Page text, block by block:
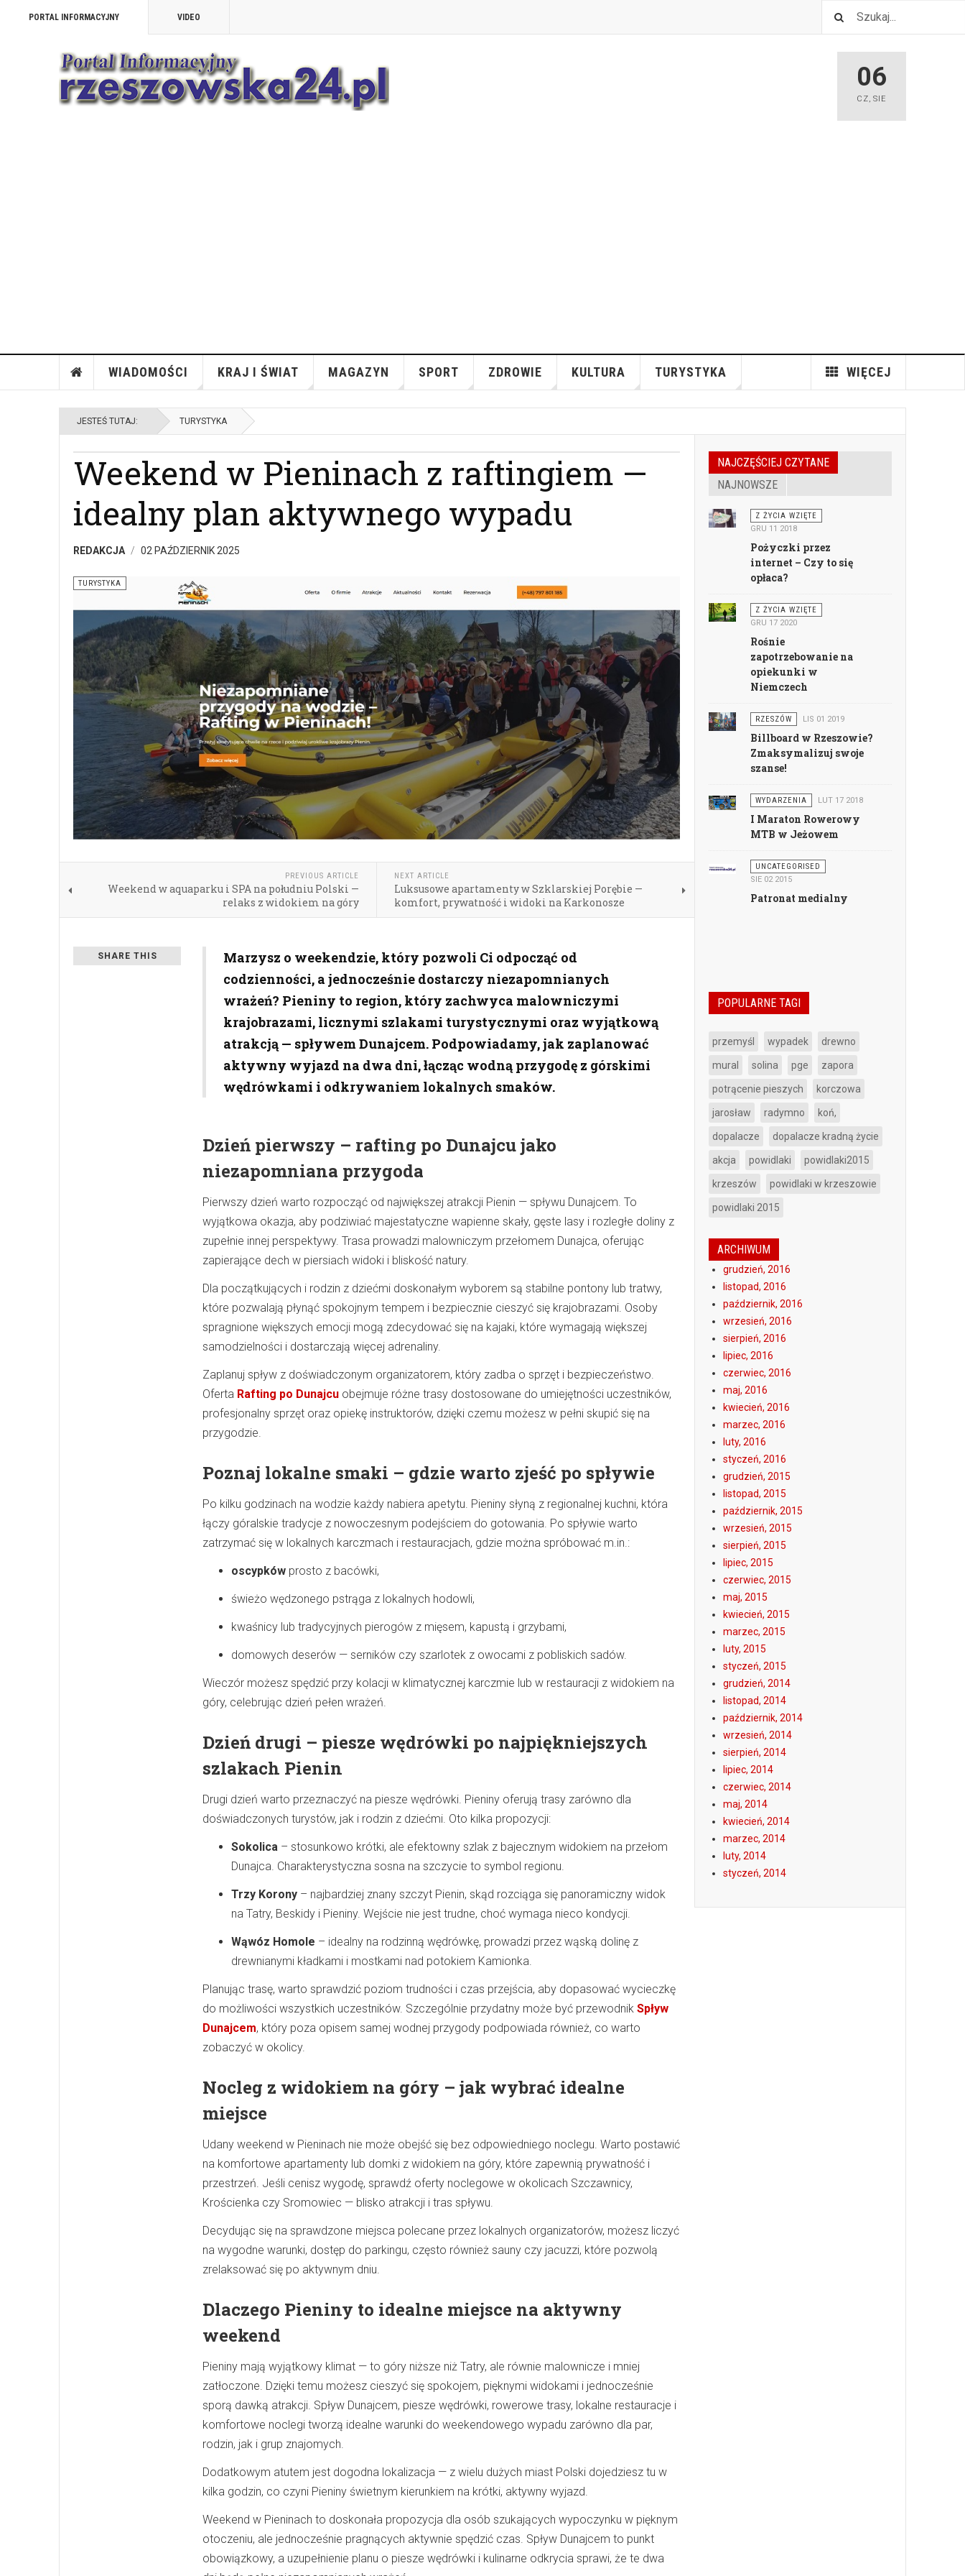
PORTAL INFORMACYJNY VIDEO
06
CZ,SIE
WIADOMOŚCI KRAJ I ŚWIAT MAGAZYN SPORT ZDROWIE KULTURA TURYSTYKA WIĘCEJ
JESTEŚ TUTAJ: TURYSTYKA
Weekend w Pieninach z raftingiem —
idealny plan aktywnego wypadu
REDAKCJA 02 PAŹDZIERNIK 2025
TURYSTYKA
PREVIOUS ARTICLE
Weekend w aquaparku i SPA na południu Polski —
relaks z widokiem na góry
NEXT ARTICLE
Luksusowe apartamenty w Szklarskiej Porębie —
komfort, prywatność i widoki na Karkonosze
SHARE THIS
Marzysz o weekendzie, który pozwoli Ci odpocząć od
codzienności, a jednocześnie dostarczy niezapomnianych
wrażeń? Pieniny to region, który zachwyca malowniczymi
krajobrazami, licznymi szlakami turystycznymi oraz wyjątkową
atrakcją — spływem Dunajcem. Podpowiadamy, jak zaplanować
aktywny wyjazd na dwa dni, łącząc wodną przygodę z górskimi
wędrówkami i odkrywaniem lokalnych smaków.
Dzień pierwszy – rafting po Dunajcu jako
niezapomniana przygoda
Pierwszy dzień warto rozpocząć od największej atrakcji Pienin — spływu Dunajcem. To
wyjątkowa okazja, aby podziwiać majestatyczne wapienne skały, gęste lasy i rozległe doliny z
zupełnie innej perspektywy. Trasa prowadzi malowniczym przełomem Dunajca, oferując
zapierające dech w piersiach widoki i bliskość natury.
Dla początkujących i rodzin z dziećmi doskonałym wyborem są stabilne pontony lub tratwy,
które pozwalają płynąć spokojnym tempem i bezpiecznie cieszyć się krajobrazami. Osoby
spragnione większych emocji mogą zdecydować się na kajaki, które wymagają większej
samodzielności i dostarczają więcej adrenaliny.
Zaplanuj spływ z doświadczonym organizatorem, który zadba o sprzęt i bezpieczeństwo.
Oferta Rafting po Dunajcu obejmuje różne trasy dostosowane do umiejętności uczestników,
profesjonalny sprzęt oraz opiekę instruktorów, dzięki czemu możesz w pełni skupić się na
przygodzie.
Poznaj lokalne smaki – gdzie warto zjeść po spływie
Po kilku godzinach na wodzie każdy nabiera apetytu. Pieniny słyną z regionalnej kuchni, która
łączy góralskie tradycje z nowoczesnym podejściem do gotowania. Po spływie warto
zatrzymać się w lokalnych karczmach i restauracjach, gdzie można spróbować m.in.:
oscypków prosto z bacówki,
świeżo wędzonego pstrąga z lokalnych hodowli,
kwaśnicy lub tradycyjnych pierogów z mięsem, kapustą i grzybami,
domowych deserów — serników czy szarlotek z owocami z pobliskich sadów.
Wieczór możesz spędzić przy kolacji w klimatycznej karczmie lub w restauracji z widokiem na
góry, celebrując dzień pełen wrażeń.
Dzień drugi – piesze wędrówki po najpiękniejszych
szlakach Pienin
Drugi dzień warto przeznaczyć na piesze wędrówki. Pieniny oferują trasy zarówno dla
doświadczonych turystów, jak i rodzin z dziećmi. Oto kilka propozycji:
Sokolica – stosunkowo krótki, ale efektowny szlak z bajecznym widokiem na przełom
Dunajca. Charakterystyczna sosna na szczycie to symbol regionu.
Trzy Korony – najbardziej znany szczyt Pienin, skąd rozciąga się panoramiczny widok
na Tatry, Beskidy i Pieniny. Wejście nie jest trudne, choć wymaga nieco kondycji.
Wąwóz Homole – idealny na rodzinną wędrówkę, prowadzi przez wąską dolinę z
drewnianymi kładkami i mostkami nad potokiem Kamionka.
Planując trasę, warto sprawdzić poziom trudności i czas przejścia, aby dopasować wycieczkę
do możliwości wszystkich uczestników. Szczególnie przydatny może być przewodnik Spływ
Dunajcem, który poza opisem samej wodnej przygody podpowiada również, co warto
zobaczyć w okolicy.
Nocleg z widokiem na góry – jak wybrać idealne
miejsce
Udany weekend w Pieninach nie może obejść się bez odpowiedniego noclegu. Warto postawić
na komfortowe apartamenty lub domki z widokiem na góry, które zapewnią prywatność i
przestrzeń. Jeśli cenisz wygodę, sprawdź oferty noclegowe w okolicach Szczawnicy,
Krościenka czy Sromowiec — blisko atrakcji i tras spływu.
Decydując się na sprawdzone miejsca polecane przez lokalnych organizatorów, możesz liczyć
na wygodne warunki, dostęp do parkingu, często również sauny czy jacuzzi, które pozwolą
zrelaksować się po aktywnym dniu.
Dlaczego Pieniny to idealne miejsce na aktywny
weekend
Pieniny mają wyjątkowy klimat — to góry niższe niż Tatry, ale równie malownicze i mniej
zatłoczone. Dzięki temu możesz cieszyć się spokojem, pięknymi widokami i jednocześnie
sporą dawką atrakcji. Spływ Dunajcem, piesze wędrówki, rowerowe trasy, lokalne restauracje i
komfortowe noclegi tworzą idealne warunki do weekendowego wypadu zarówno dla par,
rodzin, jak i grup znajomych.
Dodatkowym atutem jest dogodna lokalizacja — z wielu dużych miast Polski dojedziesz tu w
kilka godzin, co czyni Pieniny świetnym kierunkiem na krótki, aktywny wyjazd.
Weekend w Pieninach to doskonała propozycja dla osób szukających wypoczynku w pięknym
otoczeniu, ale jednocześnie pragnących aktywnie spędzić czas. Spływ Dunajcem to punkt
obowiązkowy, a uzupełnienie planu o piesze wędrówki i kulinarne odkrycia sprawi, że te dwa
NAJCZĘŚCIEJ CZYTANE
NAJNOWSZE
Z ŻYCIA WZIĘTE
GRU 11 2018
Pożyczki przez
internet – Czy to się
opłaca?
Z ŻYCIA WZIĘTE
GRU 17 2020
Rośnie
zapotrzebowanie na
opiekunki w
Niemczech
RZESZÓW LIS 01 2019
Billboard w Rzeszowie?
Zmaksymalizuj swoje
szanse!
WYDARZENIA LUT 17 2018
I Maraton Rowerowy
MTB w Jeżowem
UNCATEGORISED
SIE 02 2015
Patronat medialny
POPULARNE TAGI
przemyśl wypadek drewno
mural solina pge zapora
potrącenie pieszych korczowa
jarosław radymno koń,
dopalacze dopalacze kradną życie
akcja powidlaki powidlaki2015
krzeszów powidlaki w krzeszowie
powidlaki 2015
ARCHIWUM
grudzień, 2016
listopad, 2016
październik, 2016
wrzesień, 2016
sierpień, 2016
lipiec, 2016
czerwiec, 2016
maj, 2016
kwiecień, 2016
marzec, 2016
luty, 2016
styczeń, 2016
grudzień, 2015
listopad, 2015
październik, 2015
wrzesień, 2015
sierpień, 2015
lipiec, 2015
czerwiec, 2015
maj, 2015
kwiecień, 2015
marzec, 2015
luty, 2015
styczeń, 2015
grudzień, 2014
listopad, 2014
październik, 2014
wrzesień, 2014
sierpień, 2014
lipiec, 2014
czerwiec, 2014
maj, 2014
kwiecień, 2014
marzec, 2014
luty, 2014
styczeń, 2014